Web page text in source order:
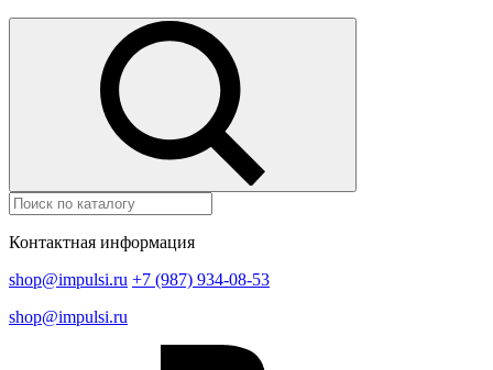
Контактная информация
shop@impulsi.ru +7 (987) 934-08-53
shop@impulsi.ru